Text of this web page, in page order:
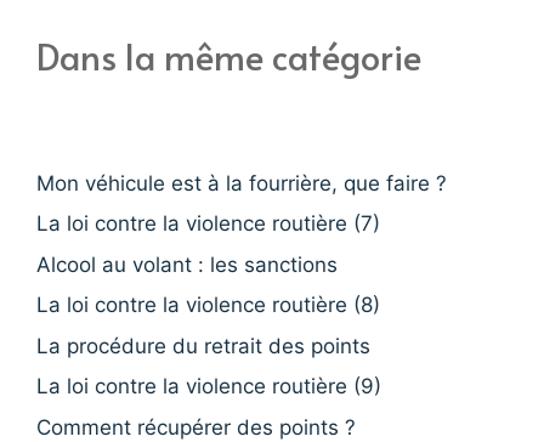
Dans la même catégorie
Mon véhicule est à la fourrière, que faire ?
La loi contre la violence routière (7)
Alcool au volant : les sanctions
La loi contre la violence routière (8)
La procédure du retrait des points
La loi contre la violence routière (9)
Comment récupérer des points ?